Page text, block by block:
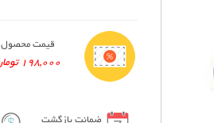
قیمت محصول
198,000 تومان
ضمانت بازگشت